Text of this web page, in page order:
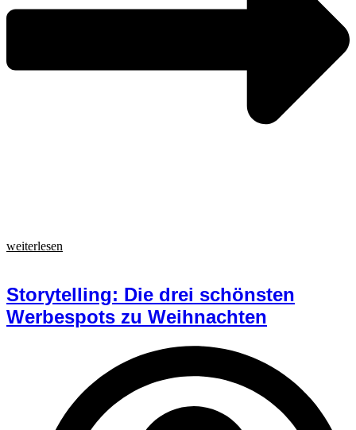
weiterlesen
Storytelling: Die drei schönsten
Werbespots zu Weihnachten